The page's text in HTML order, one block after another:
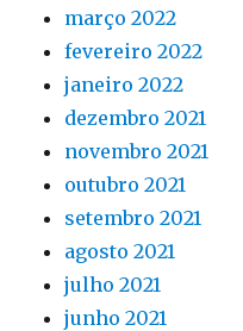
março 2022
fevereiro 2022
janeiro 2022
dezembro 2021
novembro 2021
outubro 2021
setembro 2021
agosto 2021
julho 2021
junho 2021